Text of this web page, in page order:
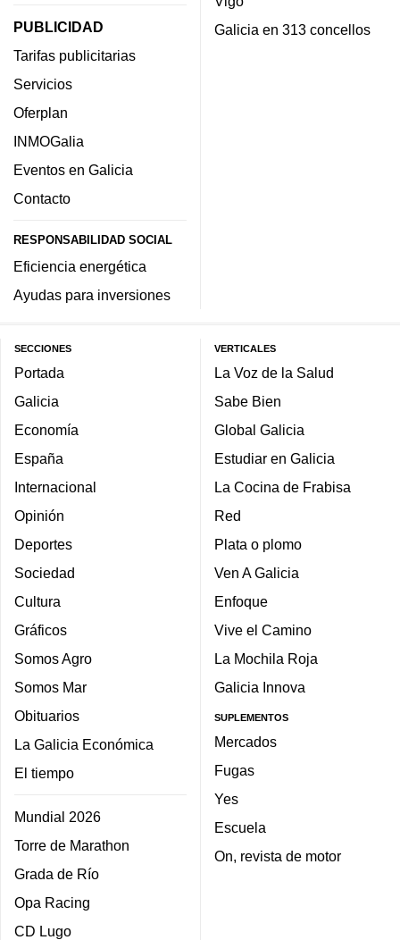
PUBLICIDAD
Tarifas publicitarias
Servicios
Oferplan
INMOGalia
Eventos en Galicia
Contacto
RESPONSABILIDAD SOCIAL
Eficiencia energética
Ayudas para inversiones
Galicia en 313 concellos
SECCIONES
Portada
Galicia
Economía
España
Internacional
Opinión
Deportes
Sociedad
Cultura
Gráficos
Somos Agro
Somos Mar
Obituarios
La Galicia Económica
El tiempo
Mundial 2026
Torre de Marathon
Grada de Río
Opa Racing
CD Lugo
VERTICALES
La Voz de la Salud
Sabe Bien
Global Galicia
Estudiar en Galicia
La Cocina de Frabisa
Red
Plata o plomo
Ven A Galicia
Enfoque
Vive el Camino
La Mochila Roja
Galicia Innova
SUPLEMENTOS
Mercados
Fugas
Yes
Escuela
On, revista de motor